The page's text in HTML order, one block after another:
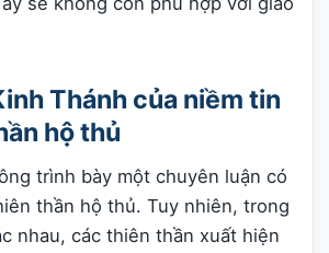
Thánh của niềm tin
hộ thủ
trình bày một chuyên luận có
thần hộ thủ. Tuy nhiên, trong
nhau, các thiên thần xuất hiện